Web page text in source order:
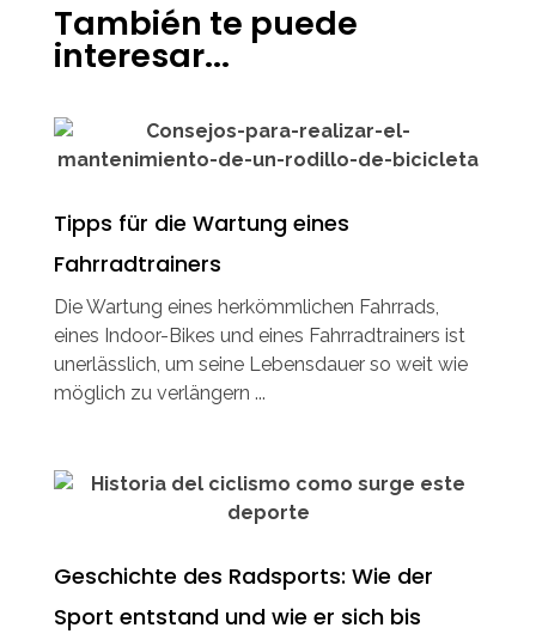
También te puede
interesar...
Tipps für die Wartung eines
Fahrradtrainers
Die Wartung eines herkömmlichen Fahrrads,
eines Indoor-Bikes und eines Fahrradtrainers ist
unerlässlich, um seine Lebensdauer so weit wie
möglich zu verlängern ...
Geschichte des Radsports: Wie der
Sport entstand und wie er sich bis